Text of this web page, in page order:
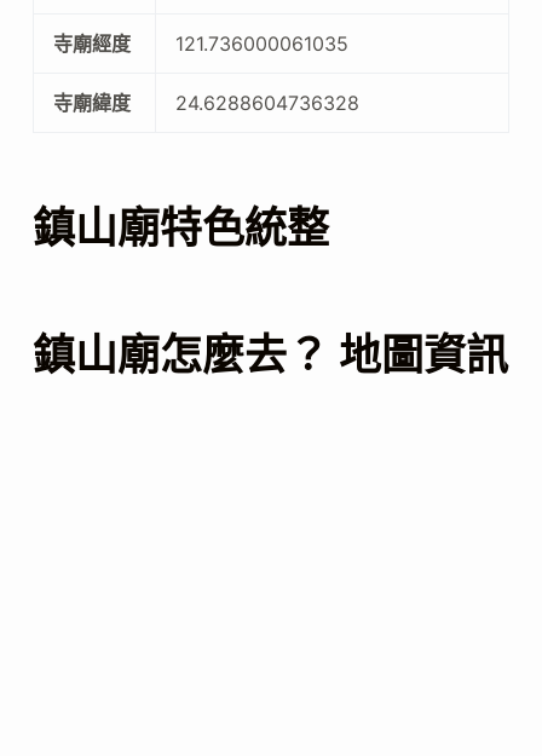
寺廟經度 121.736000061035
寺廟緯度 24.6288604736328
鎮山廟特色統整
鎮山廟怎麼去？ 地圖資訊